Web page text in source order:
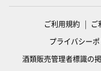
ご利用規約 ご
プライバシー
酒類販売管理者標識の